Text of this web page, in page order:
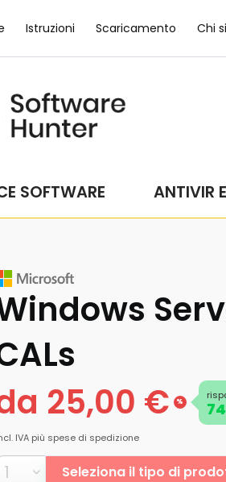
Istruzioni Scaricamento Chi
SOFTWARE ANTIVIR
25,00 €
%
IVA più spese di spedizione
Seleziona il tipo di